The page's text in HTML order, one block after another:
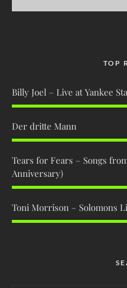
TOP
Billy Joel – Live at Yankee
Der dritte Mann
Tears for Fears – Songs
Anniversary)
Toni Morrison – Solomons